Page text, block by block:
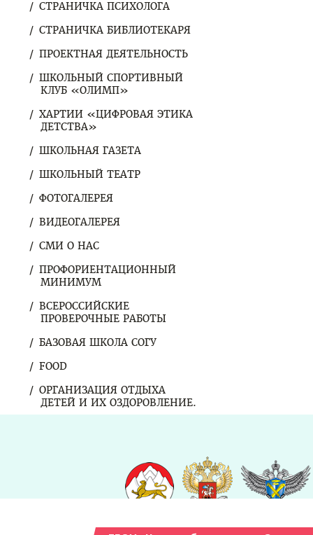
СТРАНИЧКА ПСИХОЛОГА
СТРАНИЧКА БИБЛИОТЕКАРЯ
ПРОЕКТНАЯ ДЕЯТЕЛЬНОСТЬ
ШКОЛЬНЫЙ СПОРТИВНЫЙ
КЛУБ «ОЛИМП»
ХАРТИИ «ЦИФРОВАЯ ЭТИКА
ДЕТСТВА»
ШКОЛЬНАЯ ГАЗЕТА
ШКОЛЬНЫЙ ТЕАТР
ФОТОГАЛЕРЕЯ
ВИДЕОГАЛЕРЕЯ
СМИ О НАС
ПРОФОРИЕНТАЦИОННЫЙ
МИНИМУМ
ВСЕРОССИЙСКИЕ
ПРОВЕРОЧНЫЕ РАБОТЫ
БАЗОВАЯ ШКОЛА СОГУ
FOOD
ОРГАНИЗАЦИЯ ОТДЫХА
ДЕТЕЙ И ИХ ОЗДОРОВЛЕНИЕ.